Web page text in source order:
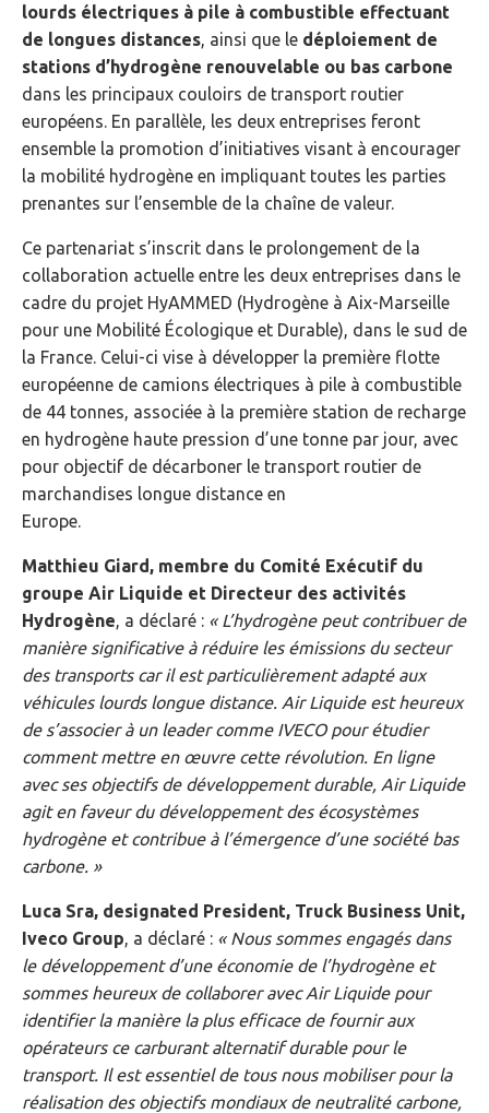
lourds électriques à pile à combustible effectuant
de longues distances , ainsi que le déploiement de
stations d’hydrogène renouvelable ou bas carbone
dans les principaux couloirs de transport routier
européens. En parallèle, les deux entreprises feront
ensemble la promotion d’initiatives visant à encourager
la mobilité hydrogène en impliquant toutes les parties
prenantes sur l’ensemble de la chaîne de valeur.
Ce partenariat s’inscrit dans le prolongement de la
collaboration actuelle entre les deux entreprises dans le
cadre du projet HyAMMED (Hydrogène à Aix-Marseille
pour une Mobilité Écologique et Durable), dans le sud de
la France. Celui-ci vise à développer la première flotte
européenne de camions électriques à pile à combustible
de 44 tonnes, associée à la première station de recharge
en hydrogène haute pression d’une tonne par jour, avec
pour objectif de décarboner le transport routier de
marchandises longue distance en
Europe.
Matthieu Giard, membre du Comité Exécutif du
groupe Air Liquide et Directeur des activités
Hydrogène , a déclaré : « L’hydrogène peut contribuer de
manière significative à réduire les émissions du secteur
des transports car il est particulièrement adapté aux
véhicules lourds longue distance. Air Liquide est heureux
de s’associer à un leader comme IVECO pour étudier
comment mettre en œuvre cette révolution. En ligne
avec ses objectifs de développement durable, Air Liquide
agit en faveur du développement des écosystèmes
hydrogène et contribue à l’émergence d’une société bas
carbone. »
Luca Sra, designated President, Truck Business Unit,
Iveco Group , a déclaré : « Nous sommes engagés dans
le développement d’une économie de l’hydrogène et
sommes heureux de collaborer avec Air Liquide pour
identifier la manière la plus efficace de fournir aux
opérateurs ce carburant alternatif durable pour le
transport. Il est essentiel de tous nous mobiliser pour la
réalisation des objectifs mondiaux de neutralité carbone,